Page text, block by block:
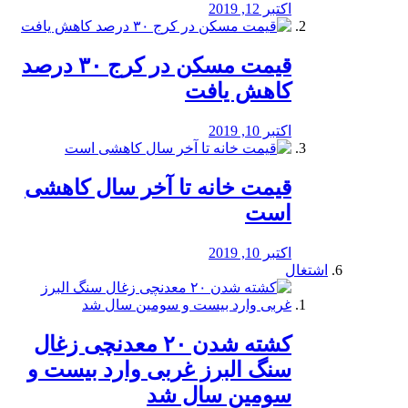
اکتبر 12, 2019
️قیمت مسکن در کرج ۳۰ درصد
کاهش یافت
اکتبر 10, 2019
قیمت خانه تا آخر سال کاهشی
است
اکتبر 10, 2019
اشتغال
کشته شدن ۲۰ معدنچی زغال
سنگ البرز غربی وارد بیست و
سومین سال شد